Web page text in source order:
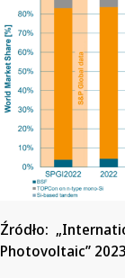
Źródło:
Photovoltaic”